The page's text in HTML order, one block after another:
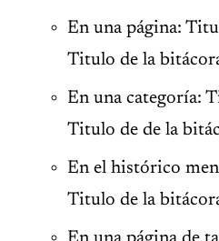
En una página:
Titulo de la
En una categoría:
Titulo de de la
En el histórico
Titulo de la